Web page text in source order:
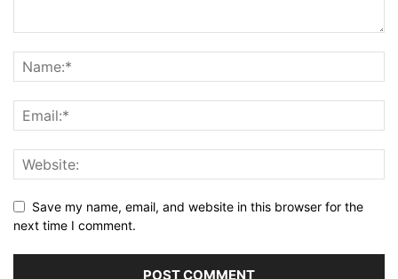
Save my name, email, and website in this browser for the
next time I comment.